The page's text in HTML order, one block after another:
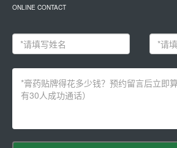
ONLINE CONTACT